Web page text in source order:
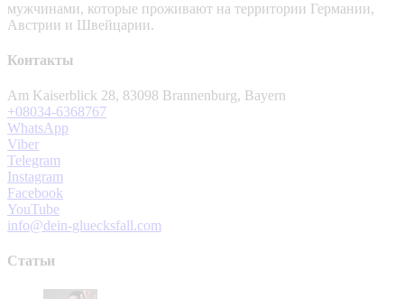
мужчинами, которые проживают на территории Германии,
Австрии и Швейцарии.
Контакты
Am Kaiserblick 28, 83098 Brannenburg, Bayern
+08034-6368767
WhatsApp
Viber
Telegram
Instagram
Facebook
YouTube
info@dein-gluecksfall.com
Статьи